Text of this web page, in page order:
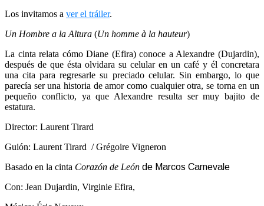
Los invitamos a ver el tráiler.
Un Hombre a la Altura (Un homme à la hauteur)
La cinta relata cómo Diane (Efira) conoce a Alexandre (Dujardin),
después de que ésta olvidara su celular en un café y él concretara
una cita para regresarle su preciado celular. Sin embargo, lo que
parecía ser una historia de amor como cualquier otra, se torna en un
pequeño conflicto, ya que Alexandre resulta ser muy bajito de
estatura.
Director: Laurent Tirard
Guión: Laurent Tirard / Grégoire Vigneron
Basado en la cinta Corazón de León de Marcos Carnevale
Con: Jean Dujardin, Virginie Efira,